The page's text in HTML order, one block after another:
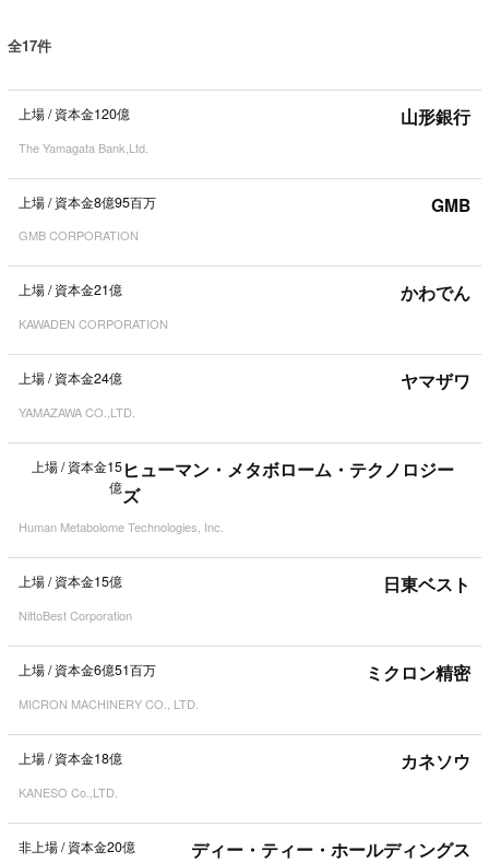
全17件
山形銀行
上場/資本金120億
The Yamagata Bank,Ltd.
GMB
上場/資本金8億95百万
GMB CORPORATION
かわでん
上場/資本金21億
KAWADEN CORPORATION
ヤマザワ
上場/資本金24億
YAMAZAWA CO.,LTD.
ヒューマン・メタボローム・テクノロジー
ズ
上場/資本金15
億
Human Metabolome Technologies, Inc.
日東ベスト
上場/資本金15億
NittoBest Corporation
ミクロン精密
上場/資本金6億51百万
MICRON MACHINERY CO., LTD.
カネソウ
上場/資本金18億
KANESO Co.,LTD.
ディー・ティー・ホールディングス
非上場/資本金20億